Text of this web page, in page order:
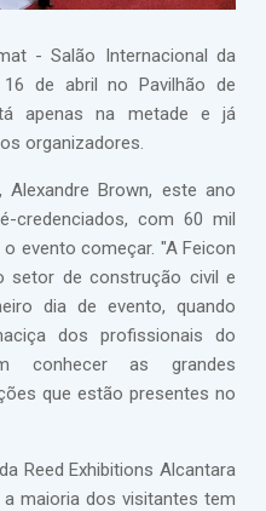
- Salão Internacional da
de abril no Pavilhão de
apenas na metade e já
organizadores.
Brown, este ano
credenciados, com 60 mil
evento começar. "A Feicon
setor de construção civil e
dia de evento, quando
dos profissionais do
conhecer as grandes
que estão presentes no
Reed Exhibitions Alcantara
maioria dos visitantes tem